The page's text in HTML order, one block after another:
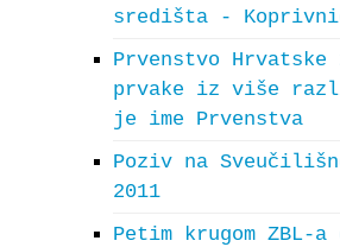
središta -
Prvenstvo
prvake iz više
je ime Prvenstva
Poziv na
2011
Petim krugom ZBL-